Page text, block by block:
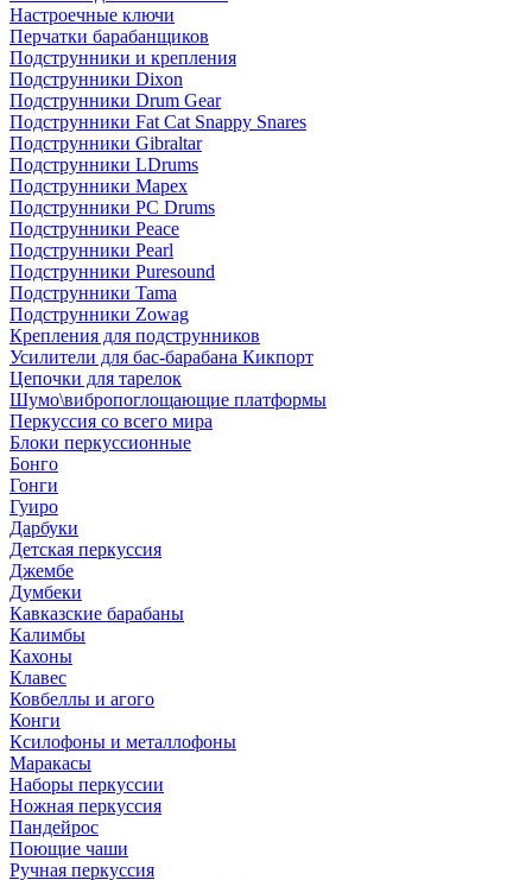
Настроечные ключи
Перчатки барабанщиков
Подструнники и крепления
Подструнники Dixon
Подструнники Drum Gear
Подструнники Fat Cat Snappy Snares
Подструнники Gibraltar
Подструнники LDrums
Подструнники Mapex
Подструнники PC Drums
Подструнники Peace
Подструнники Pearl
Подструнники Puresound
Подструнники Tama
Подструнники Zowag
Крепления для подструнников
Усилители для бас-барабана Кикпорт
Цепочки для тарелок
Шумо\вибропоглощающие платформы
Перкуссия со всего мира
Блоки перкуссионные
Бонго
Гонги
Гуиро
Дарбуки
Детская перкуссия
Джембе
Думбеки
Кавказские барабаны
Калимбы
Кахоны
Клавес
Ковбеллы и агого
Конги
Ксилофоны и металлофоны
Маракасы
Наборы перкуссии
Ножная перкуссия
Пандейрос
Поющие чаши
Ручная перкуссия